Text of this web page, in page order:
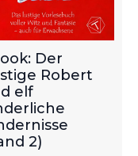
Der
Robert
elf
2)